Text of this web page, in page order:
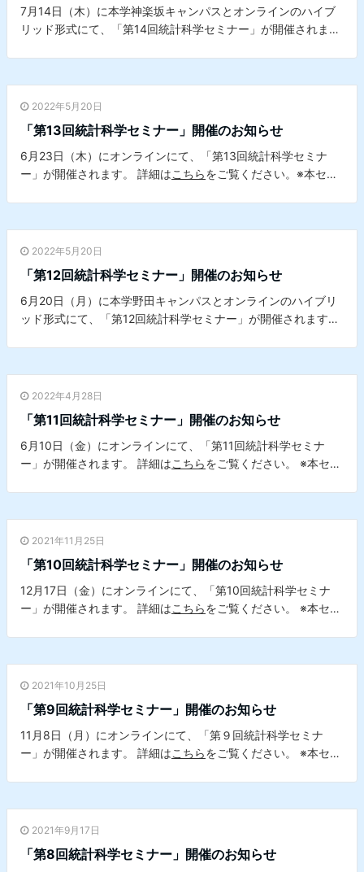
7月14日（木）に本学神楽坂キャンパスとオンラインのハイブ
リッド形式にて、「第14回統計科学セミナー」が開催されま
2022年5月20日
「第13回統計科学セミナー」開催のお知らせ
6月23日（木）にオンラインにて、「第13回統計科学セミナ
ー」が開催されます。 詳細はこちらをご覧ください。※本セミ
2022年5月20日
「第12回統計科学セミナー」開催のお知らせ
6月20日（月）に本学野田キャンパスとオンラインのハイブリ
ッド形式にて、「第12回統計科学セミナー」が開催されます。
2022年4月28日
「第11回統計科学セミナー」開催のお知らせ
6月10日（金）にオンラインにて、「第11回統計科学セミナ
ー」が開催されます。 詳細はこちらをご覧ください。 ※本セミ
2021年11月25日
「第10回統計科学セミナー」開催のお知らせ
12月17日（金）にオンラインにて、「第10回統計科学セミナ
ー」が開催されます。 詳細はこちらをご覧ください。 ※本セミ
2021年10月25日
「第9回統計科学セミナー」開催のお知らせ
11月8日（月）にオンラインにて、「第９回統計科学セミナ
ー」が開催されます。 詳細はこちらをご覧ください。 ※本セミ
2021年9月17日
「第8回統計科学セミナー」開催のお知らせ